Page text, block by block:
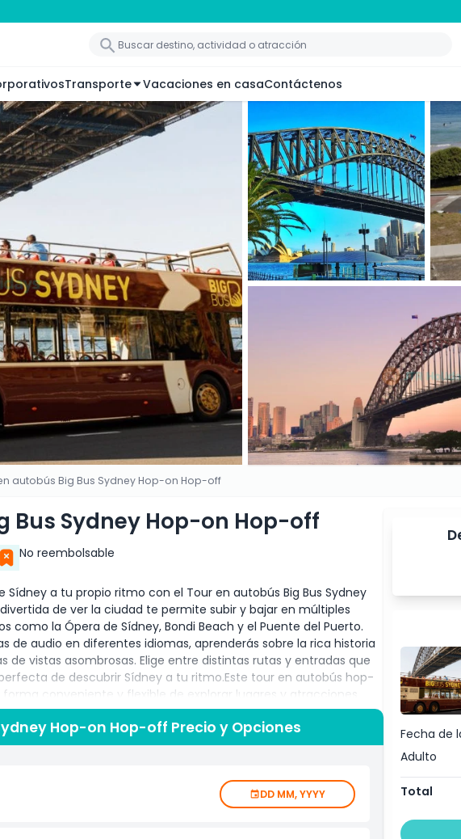
Transporte Vacaciones en casaContáctenos
autobús Big Bus Sydney Hop-on Hop-off
Bus Sydney Hop-on Hop-off
No reembolsable
Sídney a tu propio ritmo con el Tour en autobús Big Bus Sydney
de ver la ciudad te permite subir y bajar en múltiples
como la Ópera de Sídney, Bondi Beach y el Puente del Puerto.
de audio en diferentes idiomas, aprenderás sobre la rica historia
de vistas asombrosas. Elige entre distintas rutas y entradas que
de descubrir Sídney a tu ritmo.Este tour en autobús hop-
conveniente y flexible de explorar lugares y atracciones
el Puente del Puerto de Sídney, Circular Quay, The Rocks y
y paradas, permitiéndote explorar la ciudad a tu ritmo. Con
puedes aprender sobre su rica historia y cultura mientras
Hop-on Hop-off Precio y Opciones
DD MM, YYYY
Fecha de
Adulto
Total